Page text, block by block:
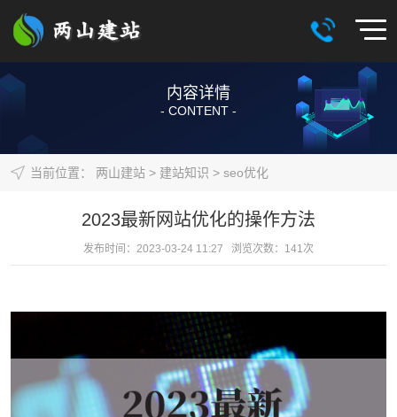
内容详情
- CONTENT -
当前位置： 两山建站> 建站知识 > seo优化
2023最新网站优化的操作方法
发布时间：2023-03-24 11:27 浏览次数： 141次